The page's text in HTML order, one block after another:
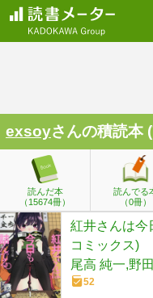
exsoyさんの積読本
読んだ本
（15674冊）
読んでる
（0冊）
紅井さんは今
コミックス)
尾高 純一,野
52